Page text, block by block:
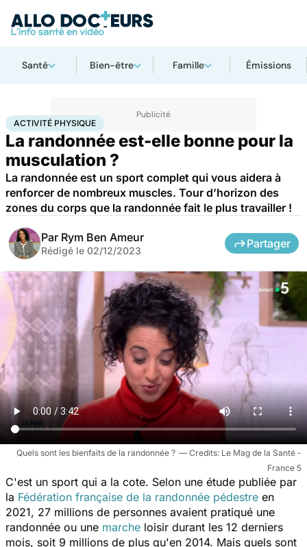
Santé Bien-être Famille Émissions
AccueilBien-êtreSport santé Activité physique
ACTIVITÉ PHYSIQUE
La randonnée est-elle bonne pour la
musculation ?
La randonnée est un sport complet qui vous aidera à
renforcer de nombreux muscles. Tour d’horizon des
zones du corps que la randonnée fait le plus travailler !
Par Rym Ben Ameur
Rédigé le 02/12/2023
Partager
Quels sont les bienfaits de la randonnée ?
Le Mag de la Santé -
France 5
C'est un sport qui a la cote. Selon une étude publiée par
la Fédération française de la randonnée pédestre en
2021, 27 millions de personnes avaient pratiqué une
randonnée ou une marche loisir durant les 12 derniers
mois, soit 9 millions de plus qu'en 2014. Mais quels sont